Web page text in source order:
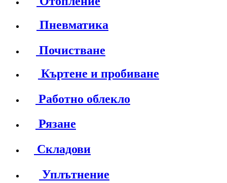
Пневматика
Почистване
Къртене и пробиване
Работно облекло
Рязане
Складови
Уплътнение